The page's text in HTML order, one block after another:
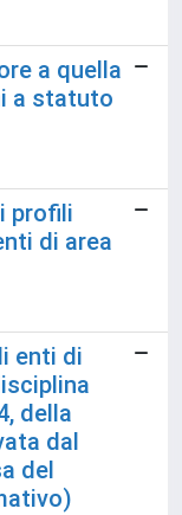
a quella
a statuto
profili
di area
enti di
della
dal
del